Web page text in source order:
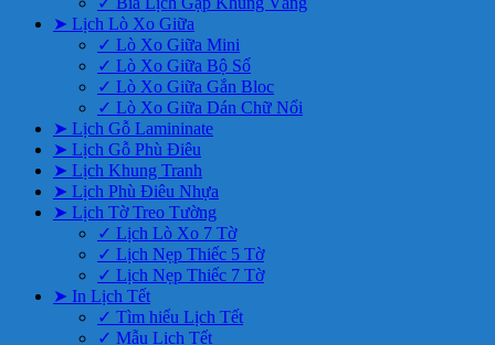
➤ Lịch Lò Xo Giữa
✓ Lò Xo Giữa Mini
✓ Lò Xo Giữa Bộ Số
✓ Lò Xo Giữa Gắn Bloc
✓ Lò Xo Giữa Dán Chữ Nổi
➤ Lịch Gỗ Lamininate
➤ Lịch Gỗ Phù Điêu
➤ Lịch Khung Tranh
➤ Lịch Phù Điêu Nhựa
➤ Lịch Tờ Treo Tường
✓ Lịch Lò Xo 7 Tờ
✓ Lịch Nẹp Thiếc 5 Tờ
✓ Lịch Nẹp Thiếc 7 Tờ
➤ In Lịch Tết
✓ Tìm hiểu Lịch Tết
✓ Mẫu Lịch Tết